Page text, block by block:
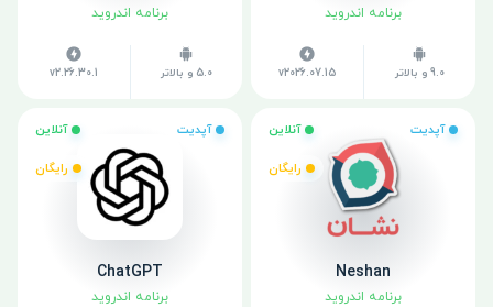
برنامه اندروید
9.0 و بالاتر v2026.07.15
برنامه اندروید
5.0 و بالاتر v2.26.30.1
آپدیت آنلاین
رایگان
Neshan
برنامه اندروید
آپدیت آنلاین
رایگان
ChatGPT
برنامه اندروید